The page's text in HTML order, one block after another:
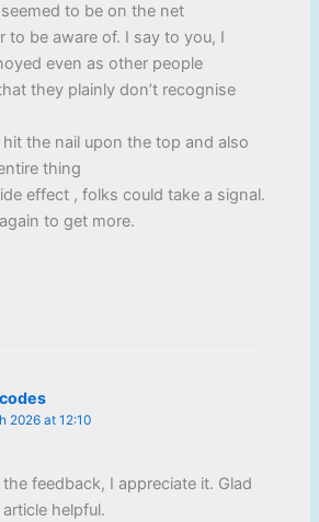
to be on the net
to be aware of. I say to you, I
even as other people
they plainly don’t recognise
the nail upon the top and also
thing
effect , folks could take a signal.
to get more.
2026 at 12:10
feedback, I appreciate it. Glad
helpful.